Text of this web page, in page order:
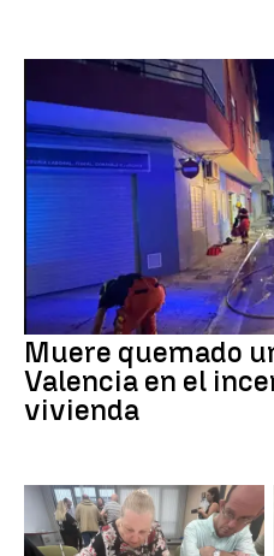
Muere quemado
Valencia en el
vivienda